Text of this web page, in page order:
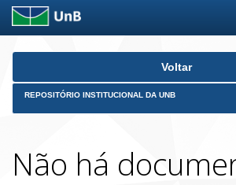
Skip
Voltar
REPOSITÓRIO INSTITUCIONAL DA UNB
Não há